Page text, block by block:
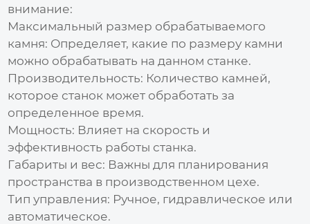
внимание:
Максимальный размер обрабатываемого
камня: Определяет, какие по размеру камни
можно обрабатывать на данном станке.
Производительность: Количество камней,
которое станок может обработать за
определенное время.
Мощность: Влияет на скорость и
эффективность работы станка.
Габариты и вес: Важны для планирования
пространства в производственном цехе.
Тип управления: Ручное, гидравлическое или
автоматическое.